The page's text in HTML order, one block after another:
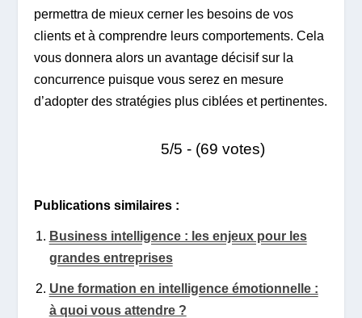
permettra de mieux cerner les besoins de vos
clients et à comprendre leurs comportements. Cela
vous donnera alors un avantage décisif sur la
concurrence puisque vous serez en mesure
d’adopter des stratégies plus ciblées et pertinentes.
5/5 - (69 votes)
Publications similaires :
Business intelligence : les enjeux pour les
grandes entreprises
Une formation en intelligence émotionnelle :
à quoi vous attendre ?